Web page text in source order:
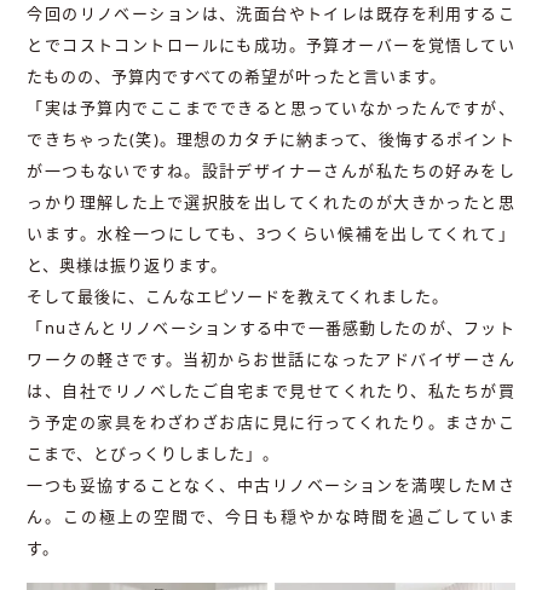
今回のリノベーションは、洗面台やトイレは既存を利用するこ
とでコストコントロールにも成功。予算オーバーを覚悟してい
たものの、予算内ですべての希望が叶ったと言います。
「実は予算内でここまでできると思っていなかったんですが、
できちゃった(笑)。理想のカタチに納まって、後悔するポイント
が一つもないですね。設計デザイナーさんが私たちの好みをし
っかり理解した上で選択肢を出してくれたのが大きかったと思
います。水栓一つにしても、3つくらい候補を出してくれて」
と、奥様は振り返ります。
そして最後に、こんなエピソードを教えてくれました。
「nuさんとリノベーションする中で一番感動したのが、フット
ワークの軽さです。当初からお世話になったアドバイザーさん
は、自社でリノベしたご自宅まで見せてくれたり、私たちが買
う予定の家具をわざわざお店に見に行ってくれたり。まさかこ
こまで、とびっくりしました」。
一つも妥協することなく、中古リノベーションを満喫したMさ
ん。この極上の空間で、今日も穏やかな時間を過ごしていま
す。